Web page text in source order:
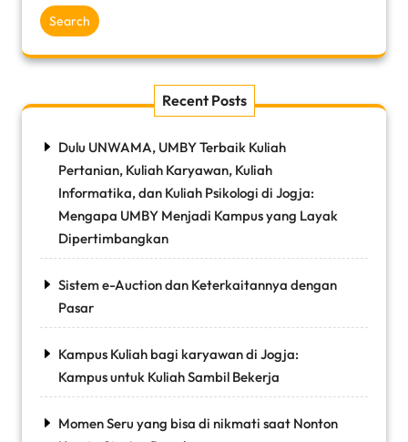
Search
Recent Posts
Dulu UNWAMA, UMBY Terbaik Kuliah
Pertanian, Kuliah Karyawan, Kuliah
Informatika, dan Kuliah Psikologi di Jogja:
Mengapa UMBY Menjadi Kampus yang Layak
Dipertimbangkan
Sistem e-Auction dan Keterkaitannya dengan
Pasar
Kampus Kuliah bagi karyawan di Jogja:
Kampus untuk Kuliah Sambil Bekerja
Momen Seru yang bisa di nikmati saat Nonton